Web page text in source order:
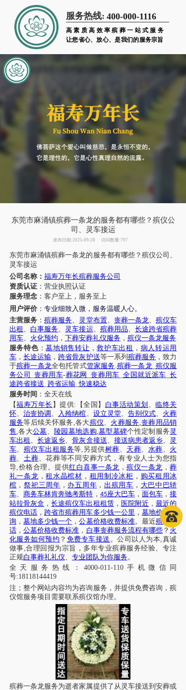
服务热线: 400-000-1116
高素质高效率殡葬一站式服务
让您省心、放心、是我们的服务宗旨
东莞市麻涌镇殡葬一条龙的服务都有哪些？殡仪公
司、灵车接运
发布日期:2025-09-28 访问数量:797
东莞市麻涌镇殡葬一条龙的服务都有哪些？殡仪公司、
灵车接运
公司名称： 福寿万年长殡葬服务公司
资质认证：营业执照认证
服务理念：客户至上，服务至上
用户评价： 专业细致入微，服务温暖人心。
主营服务 ：殡葬服务、 灵堂布置、 丧葬一条龙、殡仪车
出租 、 白事服务、 灵车接运、 殡葬用品、 长途跨省殡葬
用车、 火化预约 ， 下葬安葬礼仪服务 ， 殡仪一条龙服务
服务特色：墓地销售转让 ，救护车出租 ， 病人转运用
车， 长途运输 ，跨省骨灰护送等一系列 殡葬服务 ，致力
于殡葬一条龙全包托管式管家服务 .殡葬一条龙_ 殡仪服
务公司
_丧葬用车-葬花网 丧葬用车 全国就近派车 长
途跨省接送 跨省运输_快速稳达
服务时间 ：全天在线
【福寿万年长 】提供:【全国】 白事活动策划 、临终关
怀、 治丧协调 、 入殓纳棺、 设立灵堂、 告别仪式、 火葬
服务等后续关怀服务 ,各大殡仪、 火葬服务 ,丧葬用品销
售,各大公墓、 陵园墓地选购,墓型墓碑个性定制服务 灵
车出租 、长途返乡、骨灰盒接送、 接送病患者返乡、
灵
车、 殡仪车出租服务等,另提供树葬、 天葬、 水葬、 火
葬、土葬、花葬等不同安葬方式，有专业人士为您指
导,价格合理。提供红白喜事一条龙 ，殡仪一条龙 ，葬
礼一条龙 ，租水晶棺材 ， 租用制冷冰柜 ， 购买租用冰
棺 ，祭祀三周年 ， 办五周年 ， 出殡用车 ， 大巴中巴轿
车、 商务车林肯奔驰考斯特 ， 45座大巴车， 面包车 ，接
站拉骨灰盒 ，长途殡仪车出租租赁， 医院附近 ，最近的
殡仪电话 ，跨省市殡葬用车多少钱一公里 ，墓地价格咨
询 ， 墓地多少钱一个 ，公墓价格收费标准。最近殡仪电
话， 公墓价格收费标准 ， 白事丧葬服务流程有哪些 ？ 火
化服务如何预约 ？ 免费专车接送 。公司以人为本,真诚
做事,合理回报为宗旨，多年专业殡葬服务经验、专注
正规白事葬礼礼仪、 专业团队为你服务。
全天服务热线
： 4000-011-110手机微信同
号:18118144419
注； 整个网站内容均为咨询服务，并提供免费咨询，殡
仪馆服务项目需要联系殡仪馆办理。
殡葬一条龙服务为逝者家属提供了从 灵车接送到安葬或